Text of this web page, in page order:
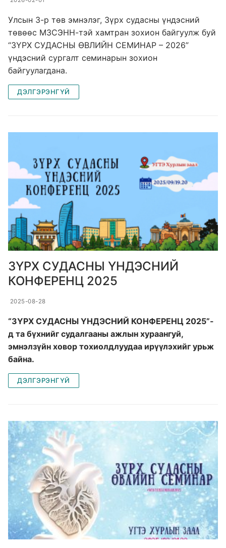
Улсын 3-р төв эмнэлэг, Зүрх судасны үндэсний
төвөөс МЗСЭНН-тэй хамтран зохион байгуулж буй
“ЗҮРХ СУДАСНЫ ӨВЛИЙН СЕМИНАР – 2026”
үндэсний сургалт семинарын зохион
байгуулагдана.
ДЭЛГЭРЭНГҮЙ
ЗҮРХ СУДАСНЫ ҮНДЭСНИЙ
КОНФЕРЕНЦ 2025
2025-08-28
“ЗҮРХ СУДАСНЫ ҮНДЭСНИЙ КОНФЕРЕНЦ 2025”-
д та бүхнийг судалгааны ажлын хураангуй,
эмнэлзүйн ховор тохиолдлуудаа ирүүлэхийг урьж
байна.
ДЭЛГЭРЭНГҮЙ